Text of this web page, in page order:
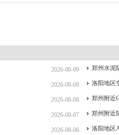
2026-08-09 郑州水泥
2026-08-08 洛阳地区
2026-08-08 郑州附近
2026-08-07 郑州附近
2026-08-06 洛阳地区